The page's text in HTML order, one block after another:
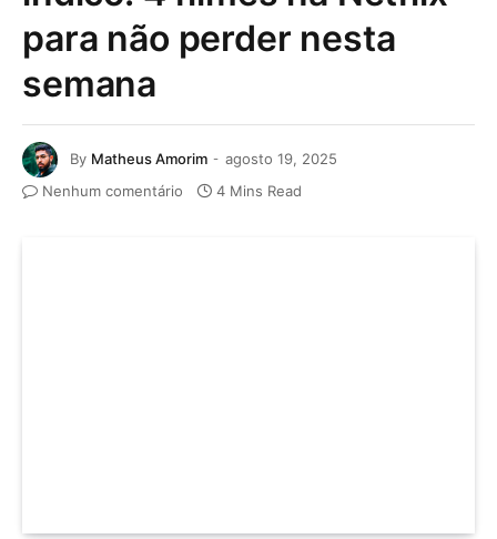
para não perder nesta
semana
By Matheus Amorim
agosto 19, 2025
Nenhum comentário
4 Mins Read